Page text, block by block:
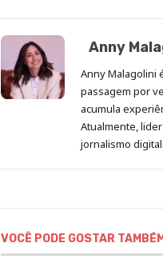
Anny
Anny Malagolini
passagem por
acumula
Atualmente,
jornalismo
VOCÊ PODE GOSTAR